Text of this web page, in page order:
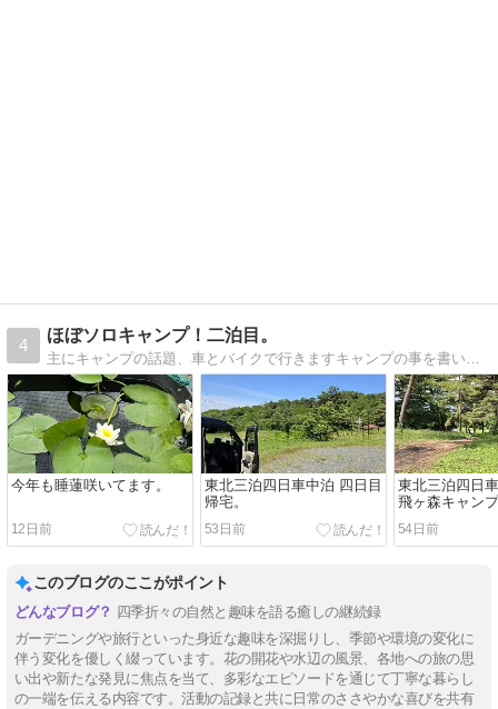
4
ほぼソロキャンプ！二泊目。
主にキャンプの話題、車とバイクで行きますキャンプの事を書いてます。車とバイクで4ジーズンキャンプやってます。主にソロで
今年も睡蓮咲いてます。
12日前
東北三泊四日車中泊 四日目
帰宅。
53日前
東北三泊四日
飛ヶ森キャン
54日前
このブログのここがポイント
四季折々の自然と趣味を語る癒しの継続録
ガーデニングや旅行といった身近な趣味を深掘りし、季節や環境の変化に
伴う変化を優しく綴っています。花の開花や水辺の風景、各地への旅の思
い出や新たな発見に焦点を当て、多彩なエピソードを通じて丁寧な暮らし
の一端を伝える内容です。活動の記録と共に日常のささやかな喜びを共有